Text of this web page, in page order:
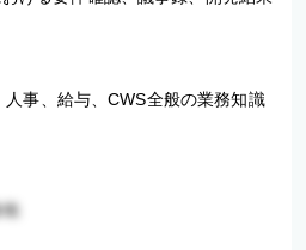
人事、給与、CWS全般の業務知識